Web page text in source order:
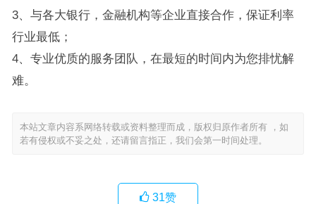
3、与各大银行，金融机构等企业直接合作，保证利率
行业最低；
4、专业优质的服务团队，在最短的时间内为您排忧解
难。
本站文章内容系网络转载或资料整理而成，版权归原作者所有 ，如
若有侵权或不妥之处，还请留言指正，我们会第一时间处理。
31赞